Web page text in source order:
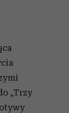
„Trzy